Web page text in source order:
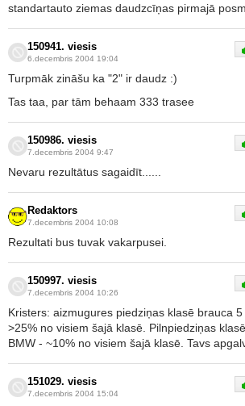
standartauto ziemas daudzcīņas pirmajā
150941. viesis
6.decembris 2004 19:04
Turpmāk zināšu ka "2" ir daudz :)
Tas taa, par tām behaam 333 trasee
150986. viesis
7.decembris 2004 9:47
Nevaru rezultātus sagaidīt......
Redaktors
7.decembris 2004 10:08
Rezultati bus tuvak vakarpusei.
150997. viesis
7.decembris 2004 10:26
Kristers: aizmugures piedziņas klasē brauca
>25% no visiem šajā klasē. Pilnpiedziņas
BMW - ~10% no visiem šajā klasē. Tavs
151029. viesis
7.decembris 2004 15:04